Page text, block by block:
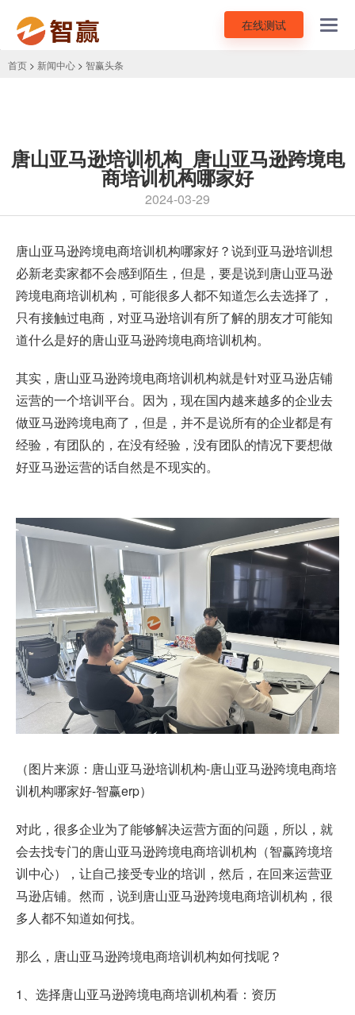
在线测试
首页 > 新闻中心 > 智赢头条
唐山亚马逊培训机构_唐山亚马逊跨境电
商培训机构哪家好
2024-03-29
唐山亚马逊跨境电商培训机构哪家好？说到亚马逊培训想
必新老卖家都不会感到陌生，但是，要是说到唐山亚马逊
跨境电商培训机构，可能很多人都不知道怎么去选择了，
只有接触过电商，对亚马逊培训有所了解的朋友才可能知
道什么是好的唐山亚马逊跨境电商培训机构。
其实，唐山亚马逊跨境电商培训机构就是针对亚马逊店铺
运营的一个培训平台。因为，现在国内越来越多的企业去
做亚马逊跨境电商了，但是，并不是说所有的企业都是有
经验，有团队的，在没有经验，没有团队的情况下要想做
好亚马逊运营的话自然是不现实的。
（图片来源：唐山亚马逊培训机构-唐山亚马逊跨境电商培
训机构哪家好-智赢erp）
对此，很多企业为了能够解决运营方面的问题，所以，就
会去找专门的唐山亚马逊跨境电商培训机构（智赢跨境培
训中心），让自己接受专业的培训，然后，在回来运营亚
马逊店铺。然而，说到唐山亚马逊跨境电商培训机构，很
多人都不知道如何找。
那么，唐山亚马逊跨境电商培训机构如何找呢？
1、选择唐山亚马逊跨境电商培训机构看：资历